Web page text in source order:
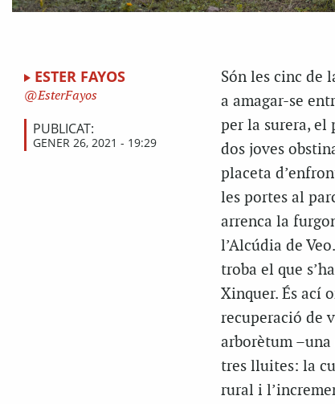
ESTER FAYOS
EsterFayos
PUBLICAT:
GENER 26, 2021 - 19:29
Són les cinc de
a amagar-se
per la surera, el
dos joves
placeta
les portes al
arrenca la
l’Alcúdia de
troba el que
Xinquer. És ací
recuperació de
arborètum –una
tres lluites: la
rural i